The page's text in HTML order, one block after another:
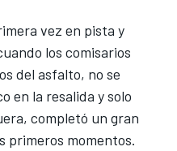
vez en pista y
los comisarios
del asfalto, no se
en la resalida y solo
completó un gran
primeros momentos.